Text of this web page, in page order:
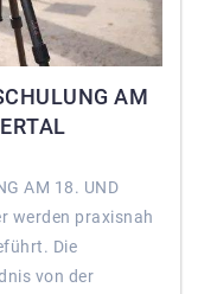
AM
AM 18. UND
werden praxisnah
Die
von der